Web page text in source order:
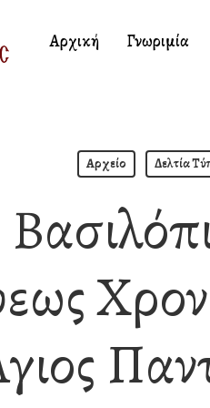
Αρχική Γνωριμία
Αρχείο Δελτία